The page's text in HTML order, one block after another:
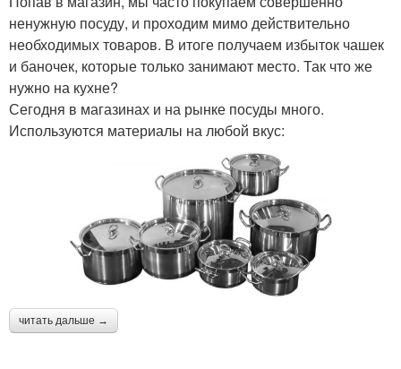
ненужную посуду, и проходим мимо действительно
необходимых товаров. В итоге получаем избыток чашек
и баночек, которые только занимают место. Так что же
нужно на кухне?
Сегодня в магазинах и на рынке посуды много.
Используются материалы на любой вкус:
читать дальше →